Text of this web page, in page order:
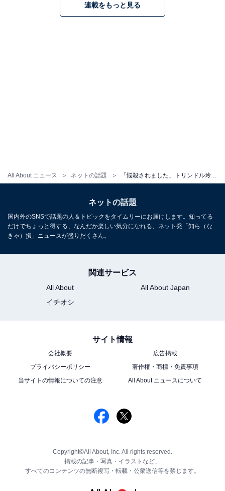
All About ニュース ネットの話題
連載をもっと見る
ネットの話題
国内外のSNSで話題の人＆トピックをタイムリーにお届けします。知ってる
だけでちょっと得する、なんだか楽しい気分になれる、ネット発「知ら（な
きゃ）損」ニュースが盛りだくさん。
関連サービス
All About
All About Japan
イチオシ
サイト情報
会社概要
広告掲載
プライバシーポリシー
著作権・商標・免責事項
当サイトの情報についての注意
All About ニュースについて
Copyright©All About, Inc. All rights reserved.
掲載の記事・写真・イラストなど、
すべてのコンテンツの無断複写・転載・公衆送信等を禁じます。